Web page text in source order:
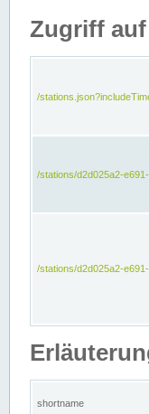
Zugriff
/
/stations/d2d025a2-
/stations/d2d025a2-
shortname